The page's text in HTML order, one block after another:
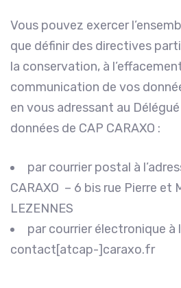
Vous pouvez exercer
que définir des directives
la conservation, à
communication de vos
en vous adressant au
données de CAP CARAXO :
par courrier postal à
CARAXO – 6 bis rue Pierre et
LEZENNES
par courrier électronique à
contact[atcap-]caraxo.fr